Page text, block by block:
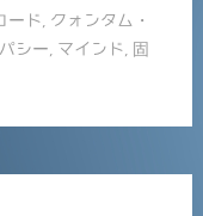
ード
クォンタム・
シー マインド
固